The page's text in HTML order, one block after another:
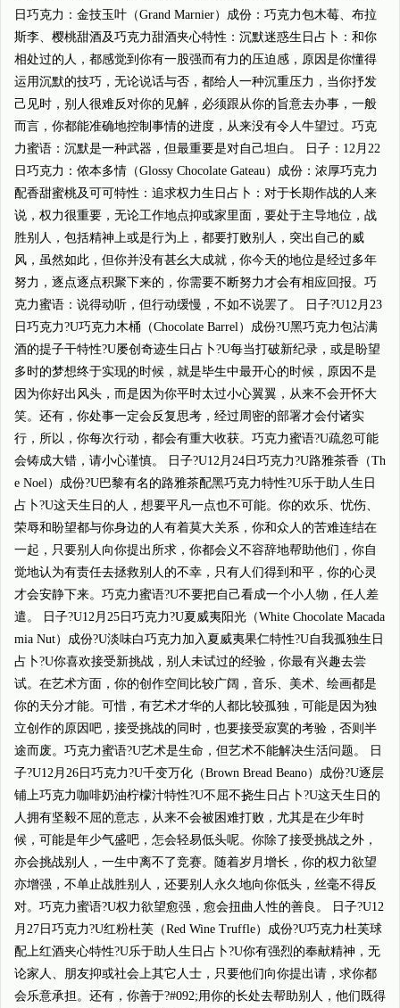
日巧克力：金技玉叶（Grand Marnier）成份：巧克力包木莓、布拉
斯李、樱桃甜酒及巧克力甜酒夹心特性：沉默迷惑生日占卜：和你
相处过的人，都感觉到你有一股强而有力的压迫感，原因是你懂得
运用沉默的技巧，无论说话与否，都给人一种沉重压力，当你抒发
己见时，别人很难反对你的见解，必须跟从你的旨意去办事，一般
而言，你都能准确地控制事情的进度，从来没有令人牛望过。巧克
力蜜语：沉默是一种武器，但最重要是对自己坦白。 日子：12月22
日巧克力：侬本多情（Glossy Chocolate Gateau）成份：浓厚巧克力
配香甜蜜桃及可可特性：追求权力生日占卜：对于长期作战的人来
说，权力很重要，无论工作地点抑或家里面，要处于主导地位，战
胜别人，包括精神上或是行为上，都要打败别人，突出自己的威
风，虽然如此，但你并没有甚幺大成就，你今天的地位是经过多年
努力，逐点逐点积聚下来的，你需要不断努力才会有相应回报。巧
克力蜜语：说得动听，但行动缓慢，不如不说罢了。 日子?U12月23
日巧克力?U巧克力木桶（Chocolate Barrel）成份?U黑巧克力包沾满
酒的提子干特性?U屡创奇迹生日占卜?U每当打破新纪录，或是盼望
多时的梦想终于实现的时候，就是毕生中最开心的时候，原因不是
因为你好出风头，而是因为你平时太过小心翼翼，从来不会开怀大
笑。还有，你处事一定会反复思考，经过周密的部署才会付诸实
行，所以，你每次行动，都会有重大收获。巧克力蜜语?U疏忽可能
会铸成大错，请小心谨慎。 日子?U12月24日巧克力?U路雅茶香（Th
e Noel）成份?U巴黎有名的路雅茶配黑巧克力特性?U乐于助人生日
占卜?U这天生日的人，想要平凡一点也不可能。你的欢乐、忧伤、
荣辱和盼望都与你身边的人有着莫大关系，你和众人的苦难连结在
一起，只要别人向你提出所求，你都会义不容辞地帮助他们，你自
觉地认为有责任去拯救别人的不幸，只有人们得到和平，你的心灵
才会安静下来。巧克力蜜语?U不要把自己看成一个小人物，任人差
遣。 日子?U12月25日巧克力?U夏威夷阳光（White Chocolate Macada
mia Nut）成份?U淡味白巧克力加入夏威夷果仁特性?U自我孤独生日
占卜?U你喜欢接受新挑战，别人未试过的经验，你最有兴趣去尝
试。在艺术方面，你的创作空间比较广阔，音乐、美术、绘画都是
你的天分才能。可惜，有艺术才华的人都比较孤独，可能是因为独
立创作的原因吧，接受挑战的同时，也要接受寂寞的考验，否则半
途而废。巧克力蜜语?U艺术是生命，但艺术不能解决生活问题。 日
子?U12月26日巧克力?U千变万化（Brown Bread Beano）成份?U逐层
铺上巧克力咖啡奶油柠檬汁特性?U不屈不挠生日占卜?U这天生日的
人拥有坚毅不屈的意志，从来不会被困难打败，尤其是在少年时
候，可能是年少气盛吧，怎会轻易低头呢。你除了接受挑战之外，
亦会挑战别人，一生中离不了竞赛。随着岁月增长，你的权力欲望
亦增强，不单止战胜别人，还要别人永久地向你低头，丝毫不得反
对。巧克力蜜语?U权力欲望愈强，愈会扭曲人性的善良。 日子?U12
月27日巧克力?U红粉杜芙（Red Wine Truffle）成份?U巧克力杜芙球
配上红酒夹心特性?U乐于助人生日占卜?U你有强烈的奉献精神，无
论家人、朋友抑或社会上其它人士，只要他们向你提出请，求你都
会乐意承担。还有，你善于?#092;用你的长处去帮助别人，他们既得